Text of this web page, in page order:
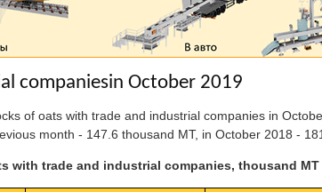
companiesin October 2019
of oats with trade and industrial companies in
month - 147.6 thousand MT, in October 2018 -
with trade and industrial companies, thousand MT